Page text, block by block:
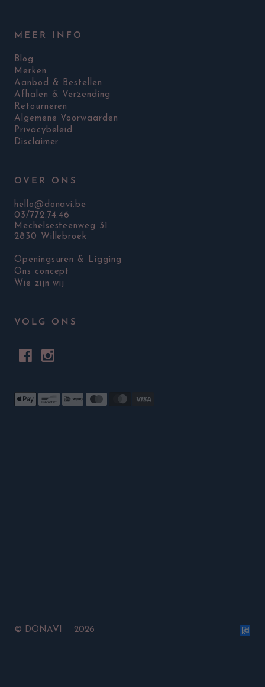
MEER INFO
Blog
Merken
Aanbod & Bestellen
Afhalen & Verzending
Retourneren
Algemene Voorwaarden
Privacybeleid
Disclaimer
OVER ONS
hello@donavi.be
03/772.74.46
Mechelsesteenweg 31
2830 Willebroek
Openingsuren & Ligging
Ons concept
Wie zijn wij
VOLG ONS
© DONAVI 2026